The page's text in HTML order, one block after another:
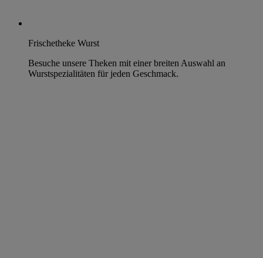
Frischetheke Wurst
Besuche unsere Theken mit einer breiten Auswahl an
Wurstspezialitäten für jeden Geschmack.